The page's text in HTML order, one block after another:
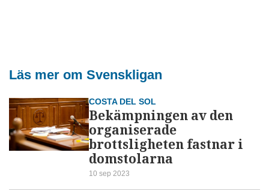
Läs mer om Svenskligan
COSTA DEL SOL
Bekämpningen av den
organiserade
brottsligheten fastnar i
domstolarna
10 sep 2023